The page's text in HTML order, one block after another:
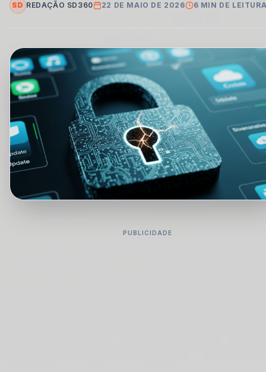
SD REDAÇÃO SD360 22 DE MAIO DE 2026 6 MIN DE
PUBLICIDADE